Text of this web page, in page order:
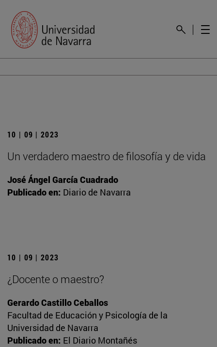
10 | 09 | 2023
Un verdadero maestro de filosofía y de vida
José Ángel García Cuadrado
Publicado en: Diario de Navarra
10 | 09 | 2023
¿Docente o maestro?
Gerardo Castillo Ceballos
Facultad de Educación y Psicología de la
Universidad de Navarra
Publicado en: El Diario Montañés